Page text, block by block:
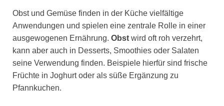
Obst und Gemüse finden in der Küche vielfältige
Anwendungen und spielen eine zentrale Rolle in einer
ausgewogenen Ernährung. Obst wird oft roh verzehrt,
kann aber auch in Desserts, Smoothies oder Salaten
seine Verwendung finden. Beispiele hierfür sind frische
Früchte in Joghurt oder als süße Ergänzung zu
Pfannkuchen.